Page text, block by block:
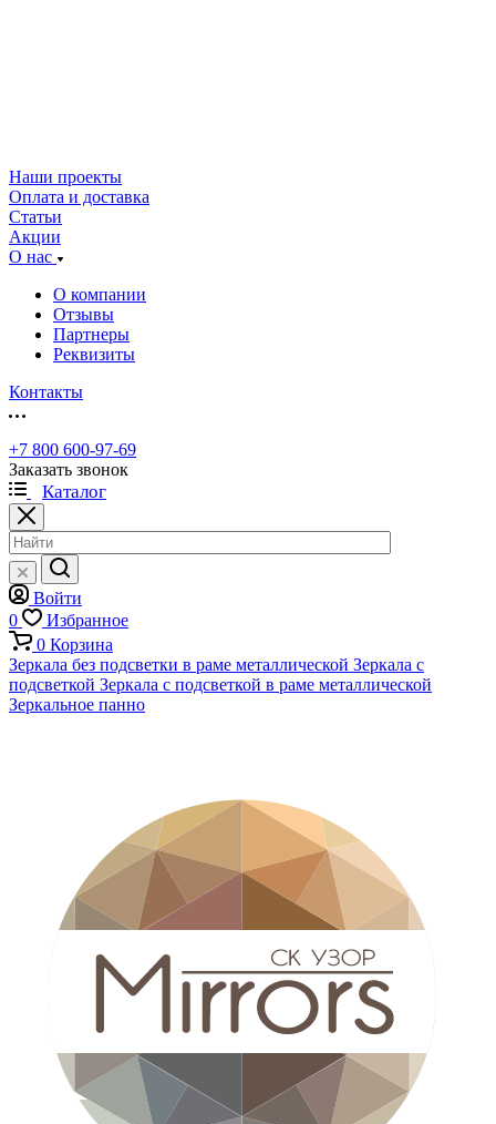
Наши проекты
Оплата и доставка
Статьи
Акции
О нас
О компании
Отзывы
Партнеры
Реквизиты
Контакты
+7 800 600-97-69
Заказать звонок
Каталог
Войти
0
Избранное
0 Корзина
Зеркала без подсветки в раме металлической Зеркала с
подсветкой Зеркала с подсветкой в раме металлической
Зеркальное панно